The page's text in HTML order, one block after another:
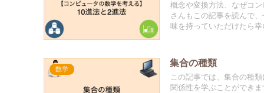
概念や変換方法、なぜコ
さんもこの記事を読んで
味を持っていただけたら幸
数学
集合の種類
この記事では、集合の種
関係性を学ぶことができ